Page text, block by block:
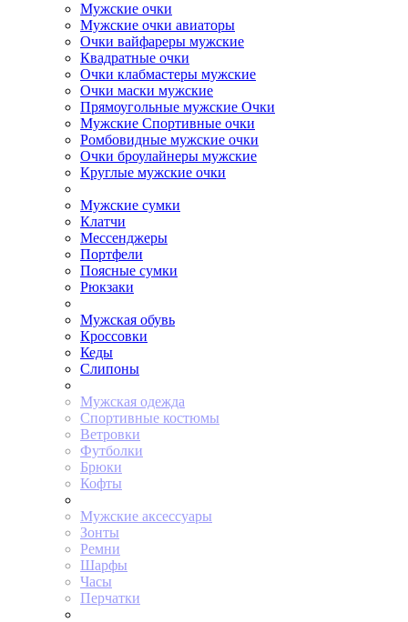
Мужские очки
Мужские очки авиаторы
Очки вайфареры мужские
Квадратные очки
Очки клабмастеры мужские
Очки маски мужские
Прямоугольные мужские Очки
Мужские Спортивные очки
Ромбовидные мужские очки
Очки броулайнеры мужские
Круглые мужские очки
Мужские сумки
Клатчи
Мессенджеры
Портфели
Поясные сумки
Рюкзаки
Мужская обувь
Кроссовки
Кеды
Слипоны
Мужская одежда
Спортивные костюмы
Ветровки
Футболки
Брюки
Кофты
Мужские аксессуары
Зонты
Ремни
Шарфы
Часы
Перчатки